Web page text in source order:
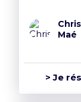
Maé
> Je